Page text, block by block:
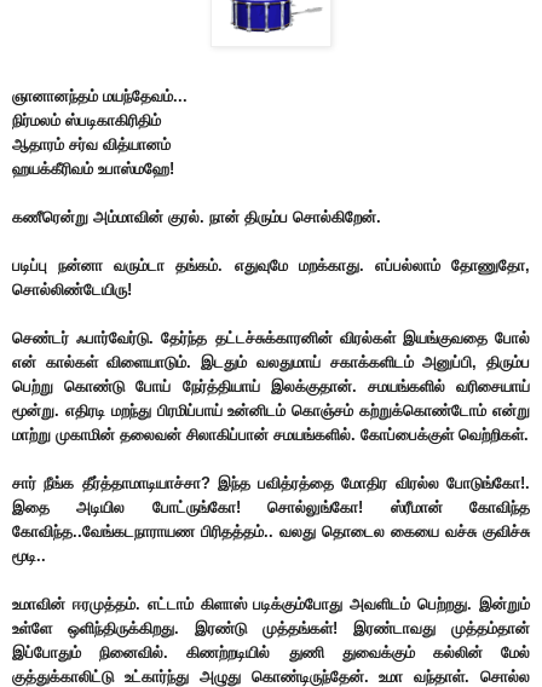
ஞானானந்தம் மயந்தேவம்...
நிர்மலம் ஸ்படிகாகிரிதிம்
ஆதாரம் சர்வ வித்யானம்
ஹயக்கீரிவம் உபாஸ்மஹே!
கணீரென்று அம்மாவின் குரல். நான் திரும்ப சொல்கிறேன்.
படிப்பு நன்னா வரும்டா தங்கம். எதுவுமே மறக்காது. எப்பல்லாம் தோணுதோ,
சொல்லிண்டேயிரு!
செண்டர் ஃபார்வேர்டு. தேர்ந்த தட்டச்சுக்காரனின் விரல்கள் இயங்குவதை போல்
என் கால்கள் விளையாடும். இடதும் வலதுமாய் சகாக்களிடம் அனுப்பி, திரும்ப
பெற்று கொண்டு போய் நேர்த்தியாய் இலக்குதான். சமயங்களில் வரிசையாய்
மூன்று. எதிரடி மறந்து பிரமிப்பாய் உன்னிடம் கொஞ்சம் கற்றுக்கொண்டோம் என்று
மாற்று முகாமின் தலைவன் சிலாகிப்பான் சமயங்களில். கோப்பைக்குள் வெற்றிகள்.
சார் நீங்க தீர்த்தாமாடியாச்சா? இந்த பவித்ரத்தை மோதிர விரல்ல போடுங்கோ!.
இதை அடியில போட்ருங்கோ!சொல்லுங்கோ! ஸ்ரீமான் கோவிந்த
கோவிந்த..வேங்கடநாராயண பிரிதத்தம்.. வலது தொடைல கையை வச்சு குவிச்சு
மூடி..
உமாவின் ஈரமுத்தம். எட்டாம் கிளாஸ் படிக்கும்போது அவளிடம் பெற்றது. இன்றும்
உள்ளே ஒளிந்திருக்கிறது. இரண்டு முத்தங்கள்! இரண்டாவது முத்தம்தான்
இப்போதும் நினைவில். கிணற்றடியில் துணி துவைக்கும் கல்லின் மேல்
குத்துக்காலிட்டு உட்கார்ந்து அழுது கொண்டிருந்தேன். உமா வந்தாள். சொல்ல